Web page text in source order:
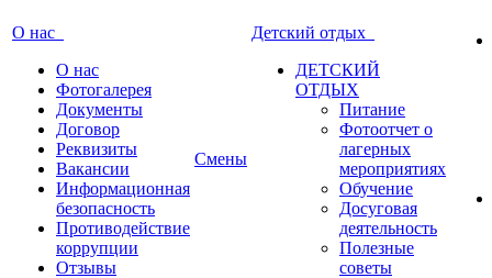
О нас
О нас
Фотогалерея
Документы
Договор
Реквизиты
Вакансии
Информационная
безопасность
Противодействие
коррупции
Отзывы
Смены
Детский отдых
ДЕТСКИЙ
ОТДЫХ
Питание
Фотоотчет о
лагерных
мероприятиях
Обучение
Досуговая
деятельность
Полезные
советы